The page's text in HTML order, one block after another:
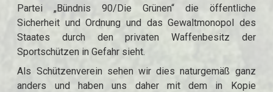
Partei „Bündnis 90/Die Grünen“ die öffentliche
Sicherheit und Ordnung und das Gewaltmonopol des
Staates durch den privaten Waffenbesitz der
Sportschützen in Gefahr sieht.
Als Schützenverein sehen wir dies naturgemäß ganz
anders und haben uns daher mit dem in Kopie